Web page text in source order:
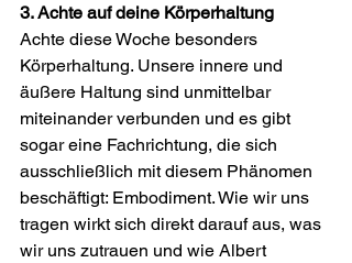
3. Achte auf deine Körperhaltung
Achte diese Woche besonders
Körperhaltung. Unsere innere und
äußere Haltung sind unmittelbar
miteinander verbunden und es gibt
sogar eine Fachrichtung, die sich
ausschließlich mit diesem Phänomen
beschäftigt: Embodiment. Wie wir uns
tragen wirkt sich direkt darauf aus, was
wir uns zutrauen und wie Albert